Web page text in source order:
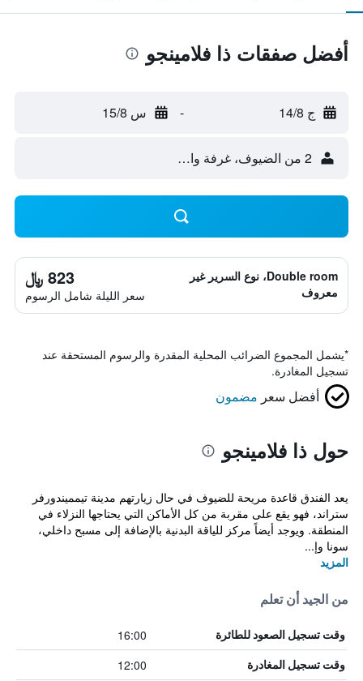
أفضل صفقات ذا فلامينجو
ج 14/8 - س 15/8
2 من الضيوف، غرفة واحدة
Double room، نوع السرير غير
معروف
823 ﷼
سعر الليلة شامل الرسوم
*يشمل المجموع الضرائب المحلية المقدرة والرسوم المستحقة عند
تسجيل المغادرة.
أفضل سعر مضمون
حول ذا فلامينجو
يعد الفندق قاعدة مريحة للضيوف في حال زيارتهم مدينة تيمميندورفر
ستراند، فهو يقع على مقربة من كل الأماكن التي يحتاجها النزلاء في
المنطقة. ويوجد أيضاً مركز للياقة البدنية بالإضافة إلى مسبح داخلي،
سونا وإ...
المزيد
من الجيد أن تعلم
وقت تسجيل الصعود للطائرة 16:00
وقت تسجيل المغادرة 12:00